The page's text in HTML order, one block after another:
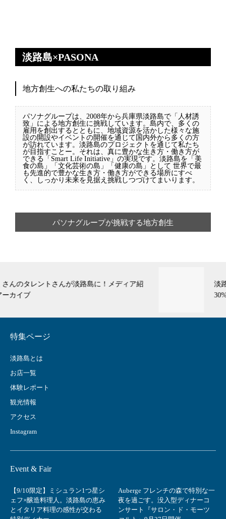
淡路島×PASONA
地方創生への私たちの取り組み
パソナグループは、2008年から兵庫県淡路島で「人材誘
致」による地方創生に挑戦しています。島内で、多くの
雇用を創出するとともに、地域資源を活かした様々な施
設の開設やイベントの開催を通じて国内外から多くの方
が訪れています。淡路島のプロジェクトを通じて私たち
が目指すことー。それは、真に豊かな生き方・働き方が
できる「Smart Life Initiative」の実現です。淡路島を「美
食の島」「文化芸術の島」「健康の島」として 世界で最
も先進的で豊かな生き方・働き方ができる場所にすべ
く、しっかり未来を見据え挑戦しつづけてまいります。
パソナグループが挑戦する地方創生
淡路島在住＆勤務の方限定！対象レストラン平日
特集ページ
淡路島とは
お店一覧
体験レポート
観光情報
アクセス
Instagram
Event & Fair
【9/10限定】ミシュラン1つ星シ
ェフ×醸造料理人。淡路島の恵み
とイタリア料理の感性が交わる
Auberge フレンチの森で特別な一
夜を過ごす。没入型ディナーコ
ンサート『サロン・ド・モーツ